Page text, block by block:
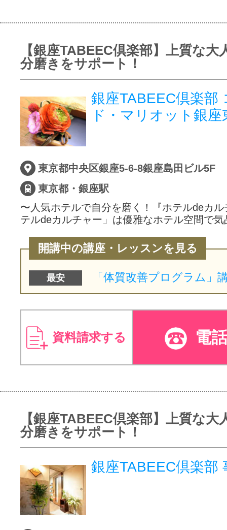
【銀座TABEEC倶楽部】上質な大
分磨きをサポート！
銀座TABEEC倶楽部
ド・マリオット銀
東京都中央区銀座5-6-8銀座島田ビル5F
東京都・銀座駅
〜人気ホテルで自分を磨く！『ホテルdeカ
テルdeカルチャー」は優雅なホテル空間で
開講中の講座・レッスンを見る
最安
資料請求する 電
【銀座TABEEC倶楽部】上質な大
分磨きをサポート！
銀座TABEEC倶楽